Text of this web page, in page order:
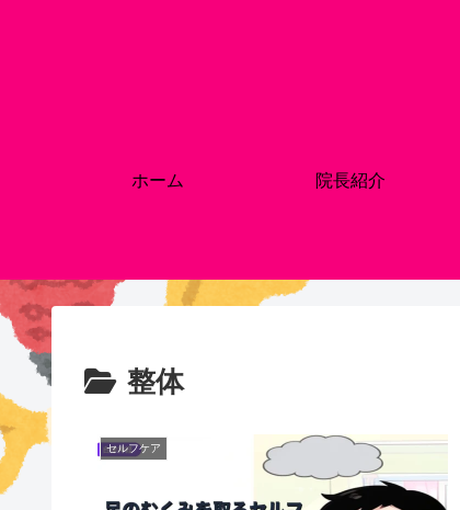
ホーム 院長紹介
整体
セルフケア